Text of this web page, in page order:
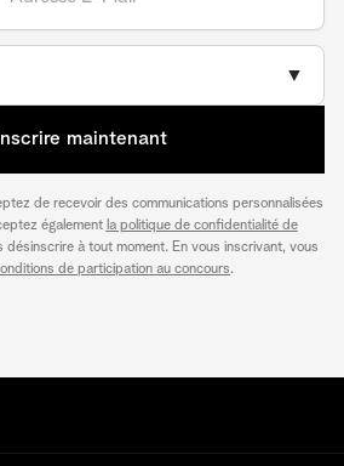
▼
maintenant
de recevoir des communications personnalisées
également la politique de confidentialité de
désinscrire à tout moment. En vous inscrivant, vous
de participation au concours.